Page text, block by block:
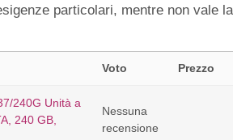
particolari, mentre non vale
Voto Prezzo
240G Unità a
240 GB,
Nessuna
recensione